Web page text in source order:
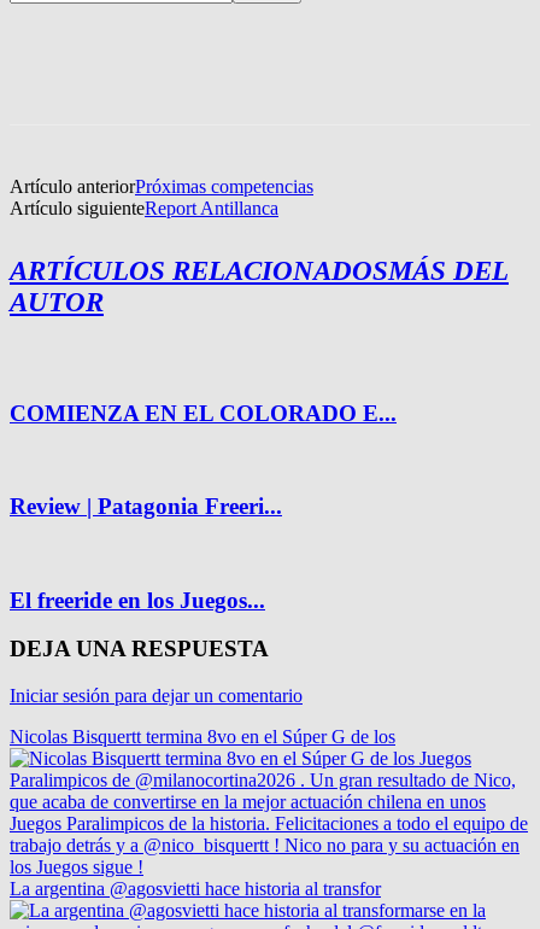
Artículo anteriorPróximas competencias
Artículo siguienteReport Antillanca
ARTÍCULOS RELACIONADOSMÁS DEL
AUTOR
COMIENZA EN EL COLORADO E...
Review | Patagonia Freeri...
El freeride en los Juegos...
DEJA UNA RESPUESTA
Iniciar sesión para dejar un comentario
Nicolas Bisquertt termina 8vo en el Súper G de los
La argentina @agosvietti hace historia al transfor